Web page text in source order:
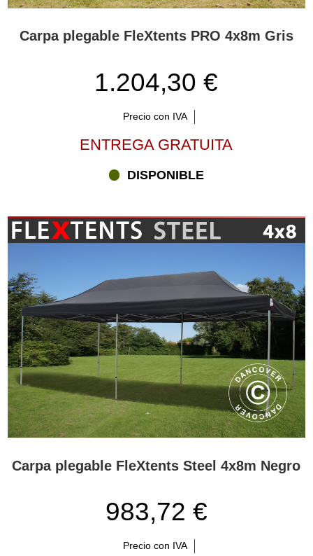
Carpa plegable FleXtents PRO 4x8m Gris
1.204,30 €
Precio con IVA
ENTREGA GRATUITA
DISPONIBLE
Carpa plegable FleXtents Steel 4x8m Negro
983,72 €
Precio con IVA